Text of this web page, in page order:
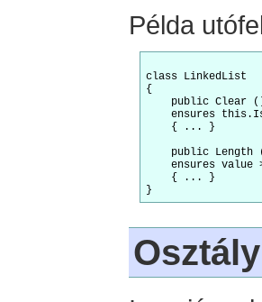
Példa
class LinkedList
{
public Clear
ensures
    { ... }
public Length
ensures value
    { ... }